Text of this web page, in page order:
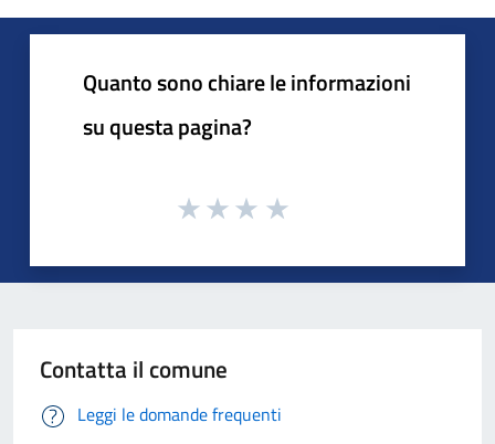
Quanto sono chiare le informazioni
su questa pagina?
Contatta il comune
Leggi le domande frequenti